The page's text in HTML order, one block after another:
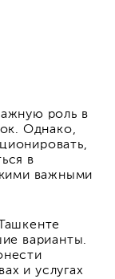
роль в
Однако,
в
важными
варианты.
и услугах